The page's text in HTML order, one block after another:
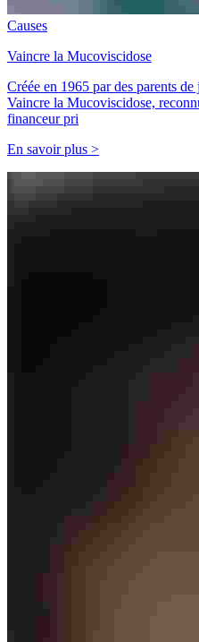
Causes
Vaincre la Mucoviscidose
Créée en 1965 par des parents
Vaincre la Mucoviscidose,
financeur pri
En savoir plus >